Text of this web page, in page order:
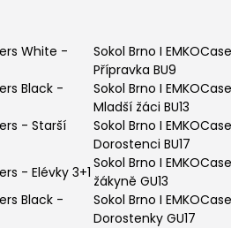
White -
Sokol Brno I
Přípravka BU9
Black -
Sokol Brno I
Mladší žáci BU13
- Starší
Sokol Brno I
Dorostenci BU17
- Elévky 3+1
Sokol Brno I
žákyně GU13
Black -
Sokol Brno I
Dorostenky GU17